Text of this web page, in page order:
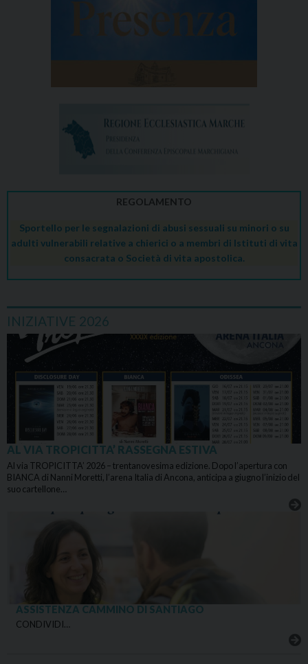
REGOLAMENTO
Sportello per le segnalazioni di abusi sessuali su minori o su
adulti vulnerabili relative a chierici o a membri di Istituti di vita
consacrata o Società di vita apostolica.
INIZIATIVE 2026
AL VIA TROPICITTA’ RASSEGNA ESTIVA
Al via TROPICITTA’ 2026 – trentanovesima edizione. Dopo l’apertura con
BIANCA di Nanni Moretti, l’arena Italia di Ancona, anticipa a giugno l’inizio del
suo cartellone…
ASSISTENZA CAMMINO DI SANTIAGO
CONDIVIDI…